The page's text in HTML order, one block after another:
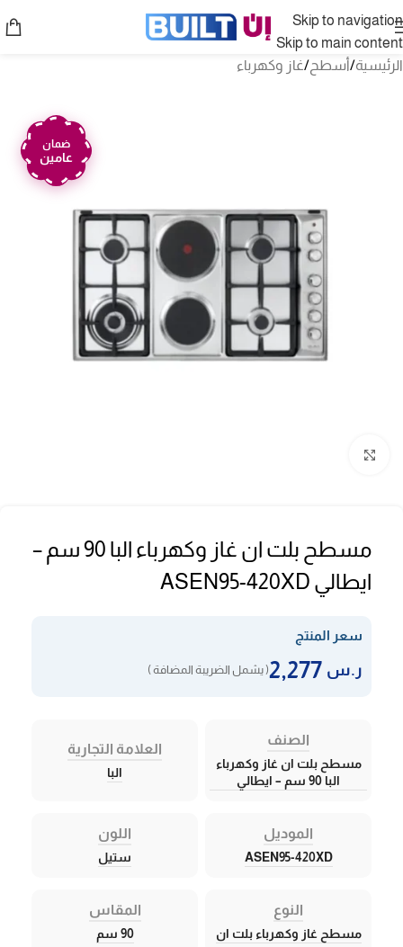
Skip to navigation
Skip to main content
الرئيسية/أسطح/غاز وكهرباء
ضمان
عامين
مسطح بلت ان غاز وكهرباء البا 90 سم –
ايطالي ASEN95-420XD
سعر المنتج
ر.س ( يشمل الضريبة المضافة )
الصنف
مسطح بلت ان غاز وكهرباء
البا 90 سم – ايطالي
العلامة التجارية
البا
الموديل
ASEN95-420XD
اللون
ستيل
النوع
مسطح غاز وكهرباء بلت ان
المقاس
90 سم